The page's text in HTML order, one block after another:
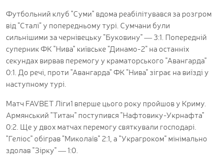
Футбольний клуб "Суми" вдома реабілітувався за розгром
від "Сталі" у попередньому турі. Сумчани були
сильнішими за чернівецьку "Буковину" — 3:1. Попередній
суперник ФК "Нива" київське "Динамо-2" на останніх
секундах вирвав перемогу у краматорського "Авангарда"
0:1. До речі, проти "Авангарда" ФК "Нива" зіграє на виїзді у
наступному турі.
Матч FAVBET Ліги1 вперше цього року пройшов у Криму.
Армянський "Титан" поступився "Нафтовику-Укрнафта"
0:2. Ще у двох матчах перемогу святкували господарі.
"Геліос" обіграв "Миколаїв" 2:1, а "Украгроком" мінімально
здолав "Зірку" — 1:0.